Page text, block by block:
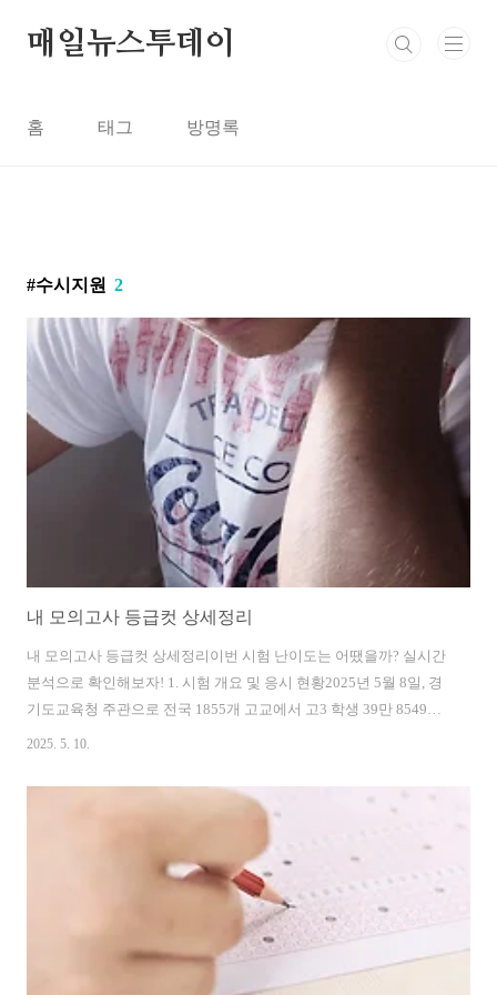
매일뉴스투데이
홈 태그 방명록
수시지원 2
내 모의고사 등급컷 상세정리
내 모의고사 등급컷 상세정리이번 시험 난이도는 어땠을까? 실시간
분석으로 확인해보자! 1. 시험 개요 및 응시 현황2025년 5월 8일, 경
기도교육청 주관으로 전국 1855개 고교에서 고3 학생 39만 8549명
이 응시한 전국연합학력평가가 실시되었습니다. 국어와 수학은 공
시되었습니다. 성적표는 5월 21일부터 온라인 출력 예정입니다.2.
과목별 등급컷 정리과목1등급2등급3등급국어129점123점115점수
학135점127점120점영어90점 이상80점 이상70점 이상3. 시험 난이
도 분석EBSi에 따르면, 이번 5월 모의고사의 난이도에 대한 학생들
의 평가는 다음과 같습니다:약간 어려웠다: 43.3%보통이었다:
2025. 5. 10.